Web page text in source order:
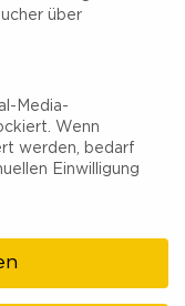
ist ein
aus
Symbiose.
über
Media-
Wenn
werden, bedarf
Einwilligung